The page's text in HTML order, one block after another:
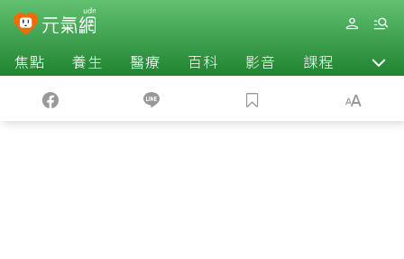
焦點 養生 醫療 百科 影音 課程 退休